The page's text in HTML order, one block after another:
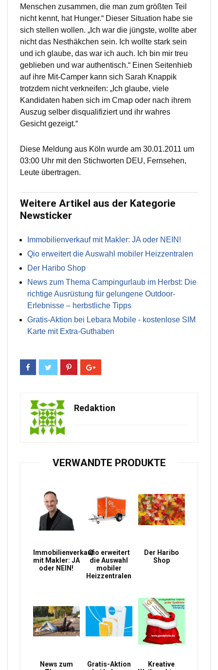
Menschen zusammen, die man zum größten Teil
nicht kennt, hat Hunger.“ Dieser Situation habe sie
sich stellen wollen. „Ich war die jüngste, wollte aber
nicht das Nesthäkchen sein. Ich wollte stark sein
und ich glaube, das war ich auch. Ich bin mir treu
geblieben und war authentisch.“ Einen Seitenhieb
auf ihre Mit-Camper kann sich Sarah Knappik
trotzdem nicht verkneifen: „Ich glaube, viele
Kandidaten haben sich im Cmap oder nach ihrem
Auszug selber disqualifiziert und ihr wahres
Gesicht gezeigt.“
Diese Meldung aus Köln wurde am 30.01.2011 um
03:00 Uhr mit den Stichworten DEU, Fernsehen,
Leute übertragen.
Weitere Artikel aus der Kategorie
Newsticker
Immobilienverkauf mit Makler: JA oder NEIN!
Qio erweitert die Auswahl mobiler Heizzentralen
Der Haribo Shop
News zum Thema Campingurlaub im Herbst: Die
richtige Ausrüstung für gelungene Outdoor-
Erlebnisse – herbstliche Tipps
Gratis-Aktion bei Lebara Mobile - kostenlose SIM
Karte mit Extra-Guthaben
Redaktion
VERWANDTE PRODUKTE
Immobilienverkauf
mit Makler: JA
oder NEIN!
Qio erweitert
die Auswahl
mobiler
Heizzentralen
Der Haribo
Shop
News zum
Gratis-Aktion
Kreative